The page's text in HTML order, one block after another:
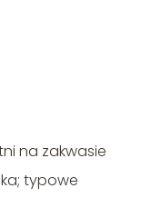
na zakwasie
typowe